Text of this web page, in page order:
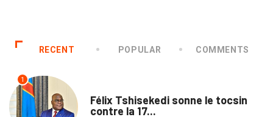
RECENT POPULAR COMMENTS
1
Félix Tshisekedi sonne le tocsin
contre la 17...